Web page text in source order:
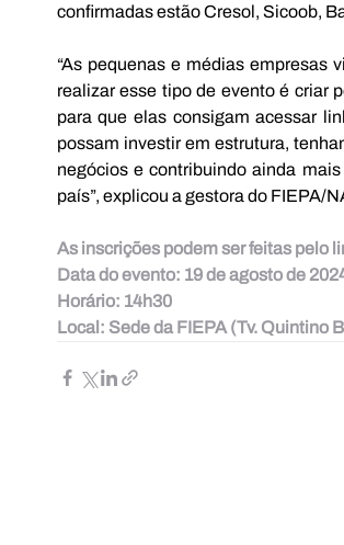
confirmadas estão Cresol, Sicoob,
“As pequenas e médias empresas
realizar esse tipo de evento é criar
para que elas consigam acessar
possam investir em estrutura,
negócios e contribuindo ainda
país”, explicou a gestora do FIEPA/
As inscrições podem ser feitas pelo
Data do evento: 19 de agosto de
Horário: 14h30
Local: Sede da FIEPA (Tv. Quintino